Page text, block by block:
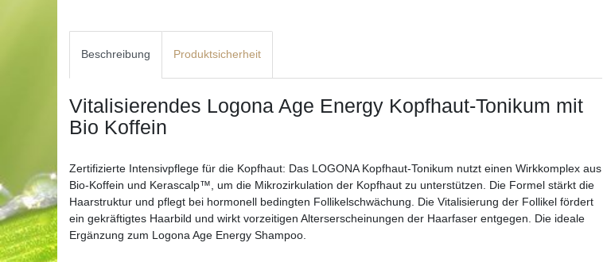
Beschreibung Produktsicherheit
Vitalisierendes Logona Age Energy Kopfhaut-Tonikum mit
Bio Koffein
Zertifizierte Intensivpflege für die Kopfhaut: Das LOGONA Kopfhaut-Tonikum nutzt einen Wirkkomplex aus
Bio-Koffein und Kerascalp™, um die Mikrozirkulation der Kopfhaut zu unterstützen. Die Formel stärkt die
Haarstruktur und pflegt bei hormonell bedingten Follikelschwächung. Die Vitalisierung der Follikel fördert
ein gekräftigtes Haarbild und wirkt vorzeitigen Alterserscheinungen der Haarfaser entgegen. Die ideale
Ergänzung zum Logona Age Energy Shampoo.